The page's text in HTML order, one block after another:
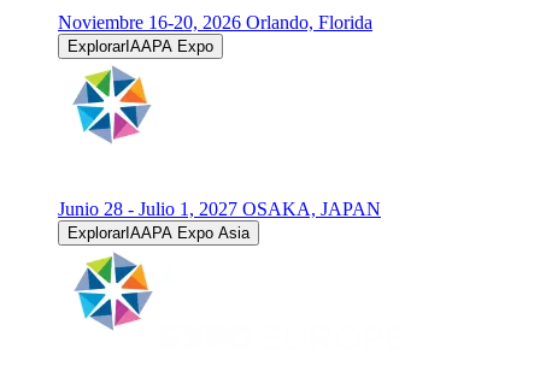
Noviembre 16-20, 2026 Orlando, Florida
ExplorarIAAPA Expo
Junio 28 - Julio 1, 2027 OSAKA, JAPAN
ExplorarIAAPA Expo Asia